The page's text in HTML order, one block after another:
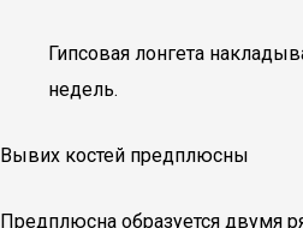
Гипсовая лонгета
недель.
Вывих костей предплюсны
Предплюсна образуется двумя